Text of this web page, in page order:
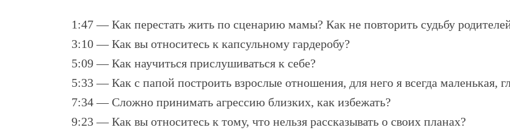
1:47 — Как перестать жить по сценарию мамы? Как не повторить судьбу
3:10 — Как вы относитесь к капсульному гардеробу?
5:09 — Как научиться прислушиваться к себе?
5:33 — Как с папой построить взрослые отношения, для него я всегда маленькая,
7:34 — Сложно принимать агрессию близких, как избежать?
9:23 — Как вы относитесь к тому, что нельзя рассказывать о своих планах?